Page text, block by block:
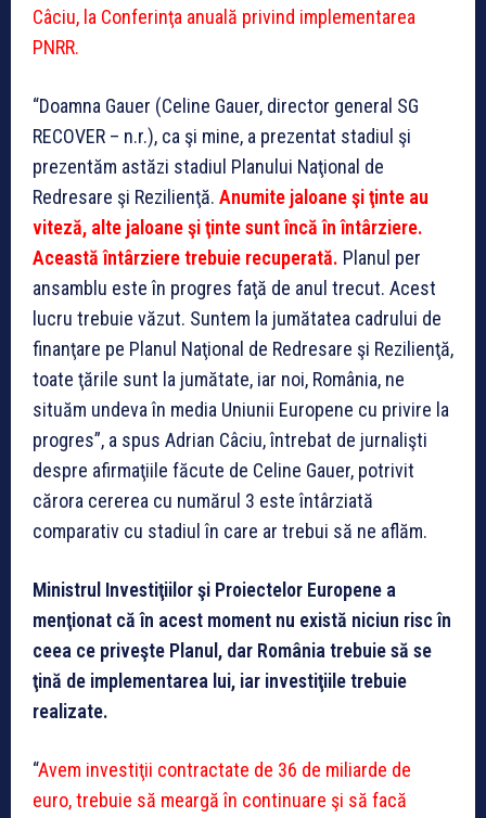
Câciu, la Conferinţa anuală privind implementarea
PNRR.
“Doamna Gauer (Celine Gauer, director general SG
RECOVER – n.r.), ca şi mine, a prezentat stadiul şi
prezentăm astăzi stadiul Planului Naţional de
Redresare şi Rezilienţă. Anumite jaloane şi ţinte au
viteză, alte jaloane şi ţinte sunt încă în întârziere.
Această întârziere trebuie recuperată. Planul per
ansamblu este în progres faţă de anul trecut. Acest
lucru trebuie văzut. Suntem la jumătatea cadrului de
finanţare pe Planul Naţional de Redresare şi Rezilienţă,
toate ţările sunt la jumătate, iar noi, România, ne
situăm undeva în media Uniunii Europene cu privire la
progres”, a spus Adrian Câciu, întrebat de jurnalişti
despre afirmaţiile făcute de Celine Gauer, potrivit
cărora cererea cu numărul 3 este întârziată
comparativ cu stadiul în care ar trebui să ne aflăm.
Ministrul Investiţiilor şi Proiectelor Europene a
menţionat că în acest moment nu există niciun risc în
ceea ce priveşte Planul, dar România trebuie să se
ţină de implementarea lui, iar investiţiile trebuie
realizate.
“Avem investiţii contractate de 36 de miliarde de
euro, trebuie să meargă în continuare şi să facă